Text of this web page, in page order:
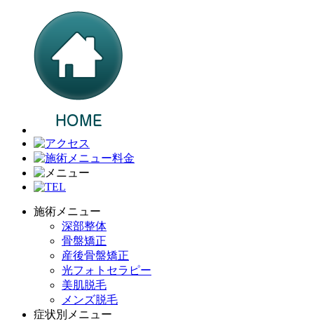
施術メニュー
深部整体
骨盤矯正
産後骨盤矯正
光フォトセラピー
美肌脱毛
メンズ脱毛
症状別メニュー